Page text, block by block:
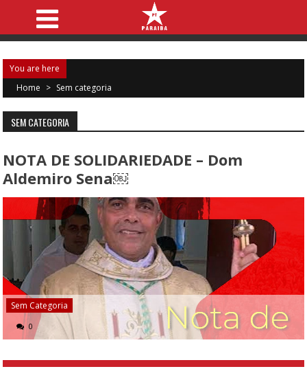
You are here
Home > Sem categoria
SEM CATEGORIA
NOTA DE SOLIDARIEDADE – Dom
Aldemiro Sena￼
Sem Categoria
0